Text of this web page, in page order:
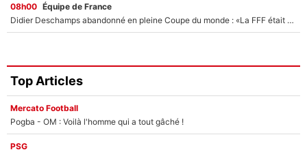
08h00 Équipe de France
Didier Deschamps abandonné en pleine Coupe du monde : «La FFF était déjà passée à Zinedine Zidane»
Top Articles
Mercato Football
Pogba - OM : Voilà l'homme qui a tout gâché !
PSG